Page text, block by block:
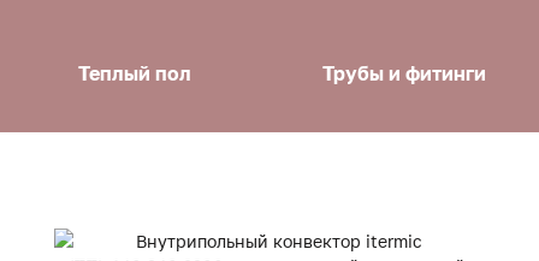
Теплый пол Трубы и фитинги